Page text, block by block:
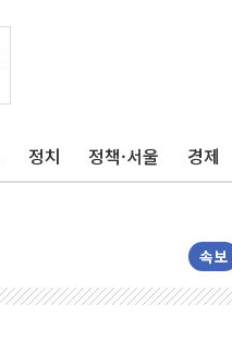
정치 정책·서울 경제
속보